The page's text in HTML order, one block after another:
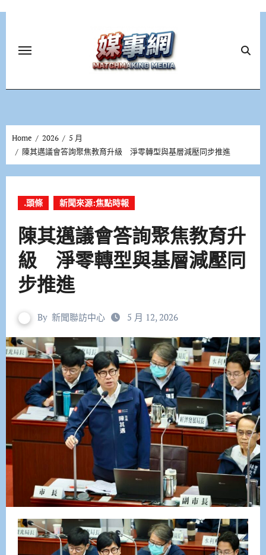
Home 2026
5 月
陳其邁議會答詢聚焦教育升級 淨零轉型與基層減壓同步推進
.頭條 新聞來源:焦點時報
陳其邁議會答詢聚焦教育升
級 淨零轉型與基層減壓同
步推進
By 新聞聯訪中心 5 月 12, 2026